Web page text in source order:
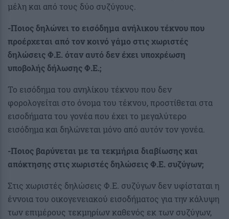
μέλη και από τους δύο συζύγους.
-Ποιος δηλώνει το εισόδημα ανήλικου τέκνου που
προέρχεται από τον κοινό γάμο στις χωριστές
δηλώσεις Φ.Ε. όταν αυτό δεν έχει υποχρέωση
υποβολής δήλωσης Φ.Ε.;
Το εισόδημα του ανηλίκου τέκνου που δεν
φορολογείται στο όνομα του τέκνου, προστίθεται στα
εισοδήματα του γονέα που έχει το μεγαλύτερο
εισόδημα και δηλώνεται μόνο από αυτόν τον γονέα.
-Ποιος βαρύνεται με τα τεκμήρια διαβίωσης και
απόκτησης στις χωριστές δηλώσεις Φ.Ε. συζύγων;
Στις χωριστές δηλώσεις Φ.Ε. συζύγων δεν υφίσταται η
έννοια του οικογενειακού εισοδήματος για την κάλυψη
των επιμέρους τεκμηρίων καθενός εκ των συζύγων,